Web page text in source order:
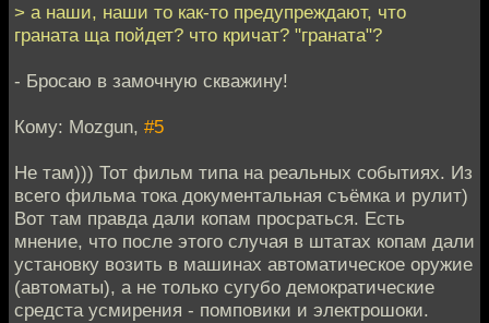
> а наши, наши то как-то предупреждают, что
граната ща пойдет? что кричат? "граната"?
- Бросаю в замочную скважину!
Кому: Mozgun, #5
Не там))) Тот фильм типа на реальных событиях. Из
всего фильма тока документальная съёмка и рулит)
Вот там правда дали копам просраться. Есть
мнение, что после этого случая в штатах копам дали
установку возить в машинах автоматическое оружие
(автоматы), а не только сугубо демократические
средста усмирения - помповики и электрошоки.